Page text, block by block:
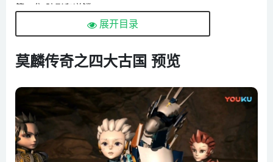
第04集 蹄影和逆鳞
第05集 徽章的秘密
第07集 新来的转校生
第09集 第三个盒子
第10集 第四个盒子
第11集 通关地下实验室
第12集 四把钥匙
展开目录
莫麟传奇之四大古国 预览